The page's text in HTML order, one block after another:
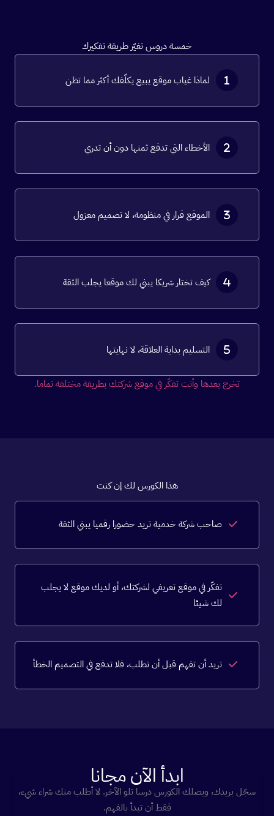
خمسة دروس تغيّر طريقة تفكيرك
لماذا غياب موقع يبيع يكلّفك أكثر مما تظن
الأخطاء التي تدفع ثمنها دون أن تدري
الموقع قرار في منظومة، لا تصميم معزول
كيف تختار شريكا يبني لك موقعا يجلب الثقة
التسليم بداية العلاقة، لا نهايتها
تخرج بعدها وأنت تفكّر في موقع شركتك بطريقة مختلفة تماما.
هذا الكورس لك إن كنت
صاحب شركة خدمية تريد حضورا رقميا يبني الثقة
تفكّر في موقع تعريفي لشركتك، أو لديك موقع لا يجلب
لك شيئا
تريد أن تفهم قبل أن تطلب، فلا تدفع في التصميم الخطأ
ابدأ الآن مجانا
سجّل بريدك، ويصلك الكورس درسا تلو الآخر. لا أطلب منك شراء شيء،
فقط أن تبدأ بالفهم.